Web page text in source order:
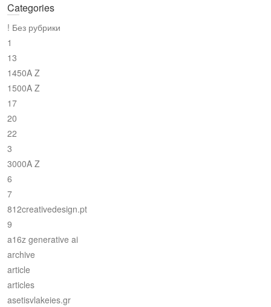
Categories
! Без рубрики
1
13
1450A Z
1500A Z
17
20
22
3
3000A Z
6
7
812creativedesign.pt
9
a16z generative ai
archive
article
articles
asetisvlakeies.gr